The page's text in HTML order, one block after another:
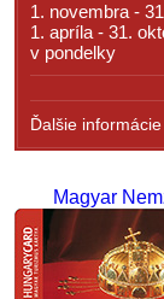
1. novembra -
1. apríla - 31.
v pondelky
Ďalšie
Magyar